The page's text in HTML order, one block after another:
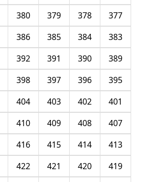
377
378
379
380
383
384
385
386
389
390
391
392
395
396
397
398
401
402
403
404
407
408
409
410
413
414
415
416
419
420
421
422